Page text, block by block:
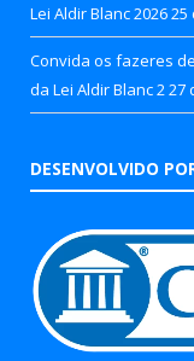
Lei Aldir Blanc 202625
Convida os fazeres
da Lei Aldir Blanc 2 27
DESENVOLVIDO